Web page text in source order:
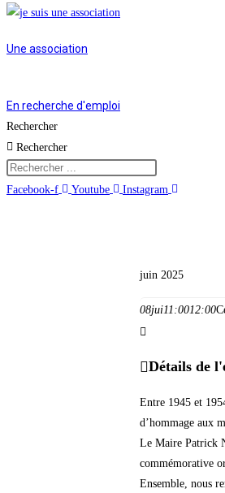
Une association
En recherche d'emploi
Rechercher
Rechercher
Facebook-f Youtube Instagram
juin 2025
08jui11:0012:00
Détails de
Entre 1945 et
d’hommage aux
Le Maire Patrick
commémorative
Ensemble, nous